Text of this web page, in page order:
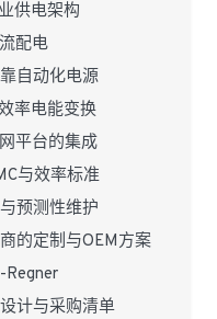
供电架构
配电
自动化电源
率电能变换
平台的集成
与效率标准
预测性维护
的定制与OEM方案
Regner
计与采购清单